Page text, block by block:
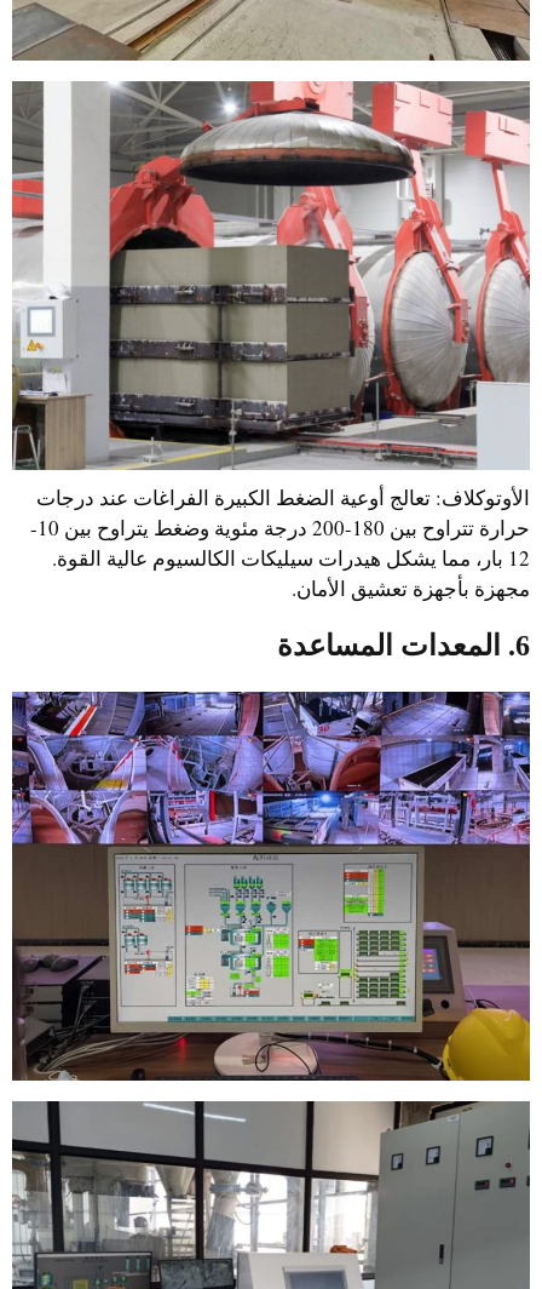
الأوتوكلاف: تعالج أوعية الضغط الكبيرة الفراغات عند درجات
حرارة تتراوح بين 180-200 درجة مئوية وضغط يتراوح بين 10-
12 بار، مما يشكل هيدرات سيليكات الكالسيوم عالية القوة.
مجهزة بأجهزة تعشيق الأمان.
6. المعدات المساعدة